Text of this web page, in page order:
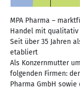
MPA Pharma –
Handel mit
Seit über 35 Jahren
etabliert
Als Konzernmutter
folgenden Firmen:
Pharma GmbH sowie